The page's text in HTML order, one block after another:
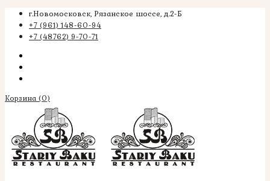
г.Новомосковск, Рязанское шоссе, д.2-Б
+7 (961) 148-60-94
+7 (48762) 9-70-71
Корзина (0)